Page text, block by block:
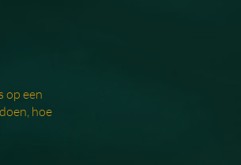
op een
hoe